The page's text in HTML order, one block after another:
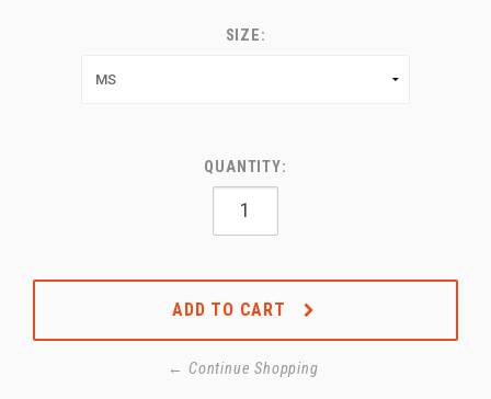
SIZE:
QUANTITY:
ADD TO CART
← Continue Shopping